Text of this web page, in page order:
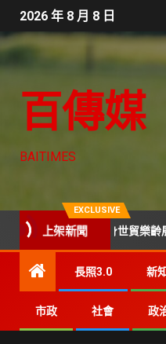
2026 年 8 月 8 日
百傳媒
BAITIMES
EXCLUSIVE
上架新聞
陳美鳳現身世貿樂齡展 8/8擔任
長照3.0 新知
市政 社會 政